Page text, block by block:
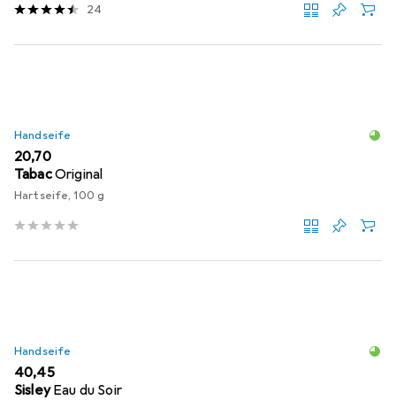
24
Handseife
EUR
20,70
TabacOriginal
Hartseife, 100 g
Handseife
EUR
40,45
Sisley Eau du Soir